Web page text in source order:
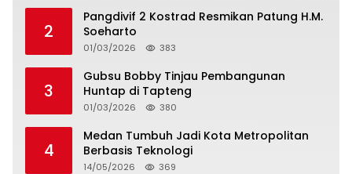
2
Pangdivif 2 Kostrad Resmikan Patung H.M.
Soeharto
01/03/2026 383
3
Gubsu Bobby Tinjau Pembangunan
Huntap di Tapteng
01/03/2026 380
4
Medan Tumbuh Jadi Kota Metropolitan
Berbasis Teknologi
14/05/2026 369